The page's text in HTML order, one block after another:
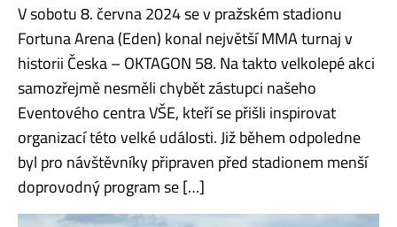
V sobotu 8. června 2024 se v pražském stadionu
Fortuna Arena (Eden) konal největší MMA turnaj v
historii Česka – OKTAGON 58. Na takto velkolepé akci
samozřejmě nesměli chybět zástupci našeho
Eventového centra VŠE, kteří se přišli inspirovat
organizací této velké události. Již během odpoledne
byl pro návštěvníky připraven před stadionem menší
doprovodný program se […]